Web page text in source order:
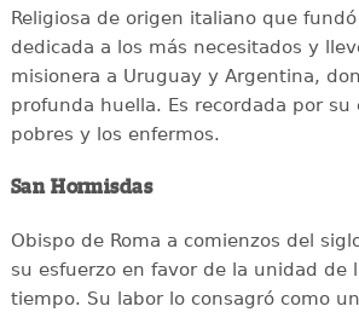
Religiosa de origen italiano que
dedicada a los más necesitados y
misionera a Uruguay y Argentina,
profunda huella. Es recordada por su
pobres y los enfermos.
San Hormisdas
Obispo de Roma a comienzos del
su esfuerzo en favor de la unidad de
tiempo. Su labor lo consagró como